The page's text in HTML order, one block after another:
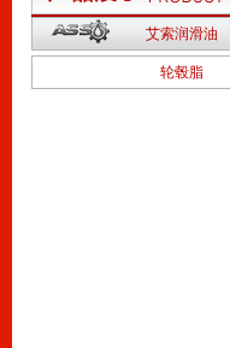
3
1
艾索润滑油
轮毂脂